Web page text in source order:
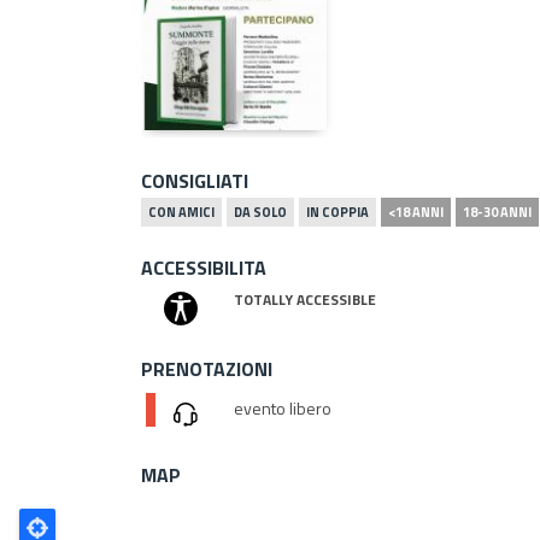
CONSIGLIATI
CON AMICI DA SOLO IN COPPIA <18 ANNI 18-30 ANNI
ACCESSIBILITA
TOTALLY ACCESSIBLE
PRENOTAZIONI
evento libero
MAP
Poligono